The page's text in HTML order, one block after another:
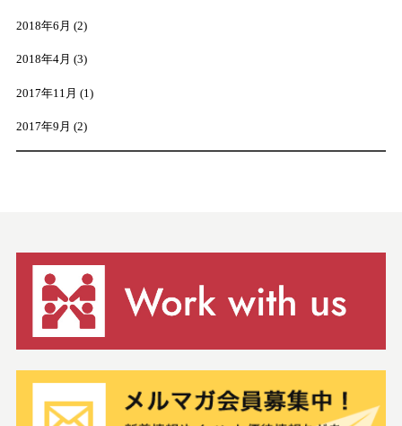
2018年6月 (2)
2018年4月 (3)
2017年11月 (1)
2017年9月 (2)